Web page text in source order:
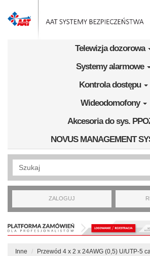
Telewizja dozorowa
Systemy alarmowe
Kontrola dostępu
Wideodomofony
Akcesoria do sys.
NOVUS MANAGEMENT
Wyszukiwanie pełnotekstowe
ZALOGUJ
Inne
Przewód 4 x 2 x 24AWG (0,5) U/UTP-5